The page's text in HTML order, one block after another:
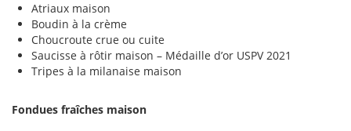
Atriaux maison
Boudin à la crème
Choucroute crue ou cuite
Saucisse à rôtir maison – Médaille d’or USPV 2021
Tripes à la milanaise maison
Fondues fraîches maison